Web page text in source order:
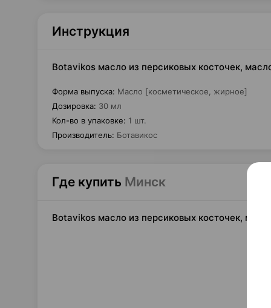
Инструкция
Botavikos масло из персиковых косточек,
Форма выпуска: Масло [косметическое, жирное]
Дозировка: 30 мл
Кол-во в упаковке: 1 шт.
Производитель: Ботавикос
Где купить Минск
Botavikos масло из персиковых косточек,